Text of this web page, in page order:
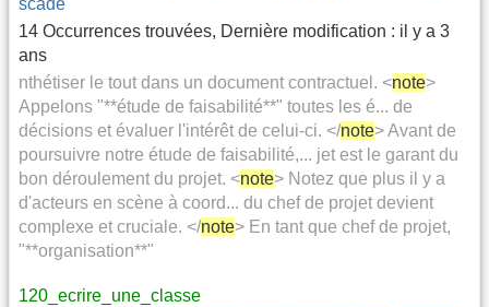
14 Occurrences trouvées, Dernière modification : il y a 3
ans
nthétiser le tout dans un document contractuel. <note>
Appelons "**étude de faisabilité**" toutes les é... de
décisions et évaluer l'intérêt de celui-ci. </note> Avant de
poursuivre notre étude de faisabilité,... jet est le garant du
bon déroulement du projet. <note> Notez que plus il y a
d'acteurs en scène à coord... du chef de projet devient
complexe et cruciale. </note> En tant que chef de projet,
"**organisation**"
120_ecrire_une_classe